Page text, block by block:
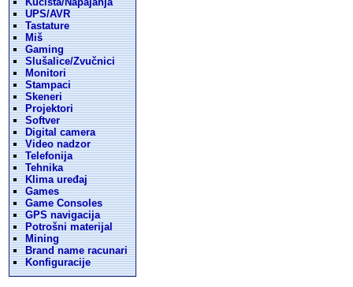
UPS/AVR
Tastature
Miš
Gaming
Slušalice/Zvučnici
Monitori
Stampaci
Skeneri
Projektori
Softver
Digital camera
Video nadzor
Telefonija
Tehnika
Klima uređaj
Games
Game Consoles
GPS navigacija
Potrošni materijal
Mining
Brand name racunari
Konfiguracije